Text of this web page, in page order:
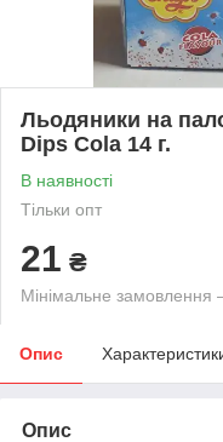
Льодяники на
Dips Cola 14 г.
В наявності
Тільки опт
21 ₴
Мінімальне замовлення
Опис
Опис